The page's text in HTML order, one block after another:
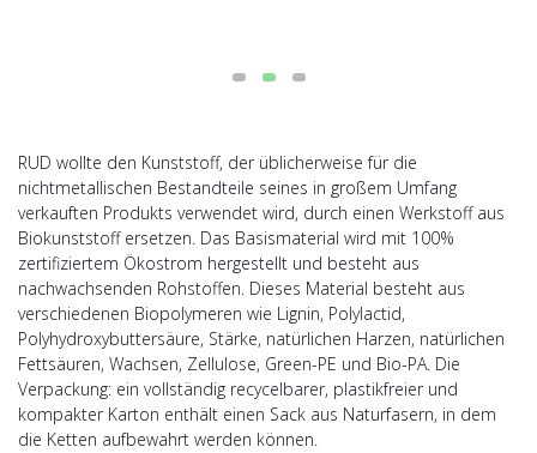
RUD wollte den Kunststoff, der üblicherweise für die
nichtmetallischen Bestandteile seines in großem Umfang
verkauften Produkts verwendet wird, durch einen Werkstoff aus
Biokunststoff ersetzen. Das Basismaterial wird mit 100%
zertifiziertem Ökostrom hergestellt und besteht aus
nachwachsenden Rohstoffen. Dieses Material besteht aus
verschiedenen Biopolymeren wie Lignin, Polylactid,
Polyhydroxybuttersäure, Stärke, natürlichen Harzen, natürlichen
Fettsäuren, Wachsen, Zellulose, Green-PE und Bio-PA. Die
Verpackung: ein vollständig recycelbarer, plastikfreier und
kompakter Karton enthält einen Sack aus Naturfasern, in dem
die Ketten aufbewahrt werden können.